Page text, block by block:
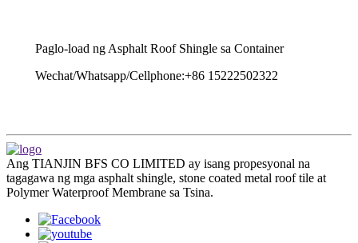
Paglo-load ng Asphalt Roof Shingle sa Container
Wechat/Whatsapp/Cellphone:+86 15222502322
Ang TIANJIN BFS CO LIMITED ay isang propesyonal na
tagagawa ng mga asphalt shingle, stone coated metal roof tile at
Polymer Waterproof Membrane sa Tsina.